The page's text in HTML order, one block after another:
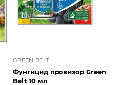
GREEN BELT
Фунгицид провизор Green
Belt 10 мл